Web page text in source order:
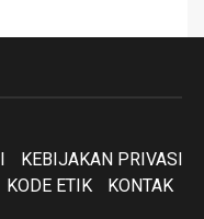
KEBIJAKAN PRIVASI
KODE ETIK KONTAK